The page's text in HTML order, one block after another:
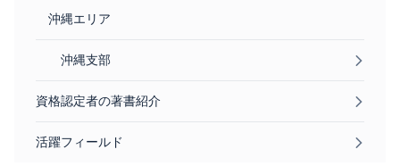
沖縄エリア
沖縄支部
資格認定者の著書紹介
活躍フィールド